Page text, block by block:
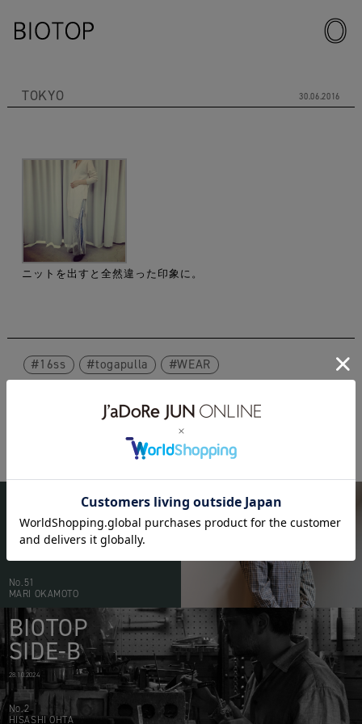
TOKYO 30.06.2016
ニットを出すと全然違った印象に。
16ss togapulla WEAR
BIOTOP
PEOPLE
No.51
MARI OKAMOTO
BIOTOP
SIDE-B
28.10.2024
No.2
HISASHI OHTA